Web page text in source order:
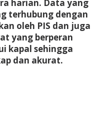
harian. Data yang
terhubung dengan
oleh PIS dan juga
yang berperan
kapal sehingga
dan akurat.